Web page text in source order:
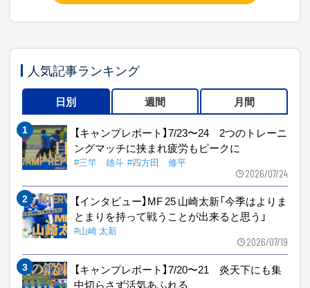
人気記事ランキング
日別 週間 月間
【キャンプレポート】7/23〜24 2つのトレーニ
ングマッチに挟まれ疲労もピークに
#三竿 雄斗 #四方田 修平
2026/07/24
【インタビュー】MF 25 山崎太新「今季はよりま
とまりを持って戦うことが出来ると思う」
#山崎 太新
2026/07/19
【キャンプレポート】7/20〜21 炎天下にも集
中切らさず活気あふれる